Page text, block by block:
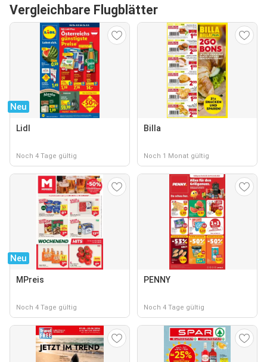
Vergleichbare Flugblätter
Neu
Lidl
Noch 4 Tage gültig
Billa
Noch 1 Monat gültig
Neu
MPreis
Noch 4 Tage gültig
PENNY
Noch 4 Tage gültig